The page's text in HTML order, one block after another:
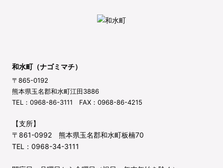
和水町（ナゴミマチ）
〒865-0192
熊本県玉名郡和水町江田3886
TEL：0968-86-3111 FAX：0968-86-4215
【支所】
〒861-0992 熊本県玉名郡和水町板楠70
TEL：0968-34-3111